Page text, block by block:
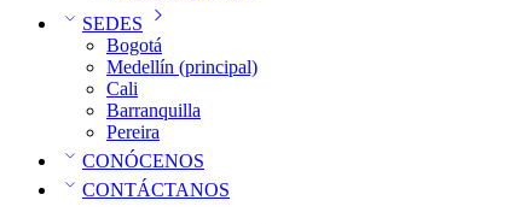
SEDES
Bogotá
Medellín (principal)
Cali
Barranquilla
Pereira
CONÓCENOS
CONTÁCTANOS